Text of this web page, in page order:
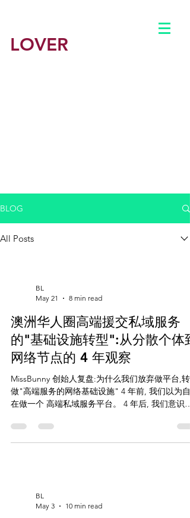
LOVER
主页
公司简介
白雪
x
嘟嘟
小c
yonny
little cute
安妮
联系我们
Plans & Pricing
VVIP会员
BLOG
All Posts
BL
May 21
8 min read
澳洲华人圈高端援交私域服务
的"基础设施转型":从分散个体到
网络节点的 4 年观察
MissBunny 创始人复盘:为什么我们放弃做平台,转
做"高端服务的网络基础设施" 4 年前, 我们以为自
在做一个 高端私域服务平台。 4 年后, 我们意识到
是 基础设施 这 4 年我们服务了 100+ 模特 / 14K+
册用户 / 50+ VIP 客户。但更重要的是: 我们看清了
很多人尝试过做"澳洲华人圈高端服务平台": 都失
了 失败原因 高度一致 我们经过 4 年探索, 找到了
BL
May 3
10 min read